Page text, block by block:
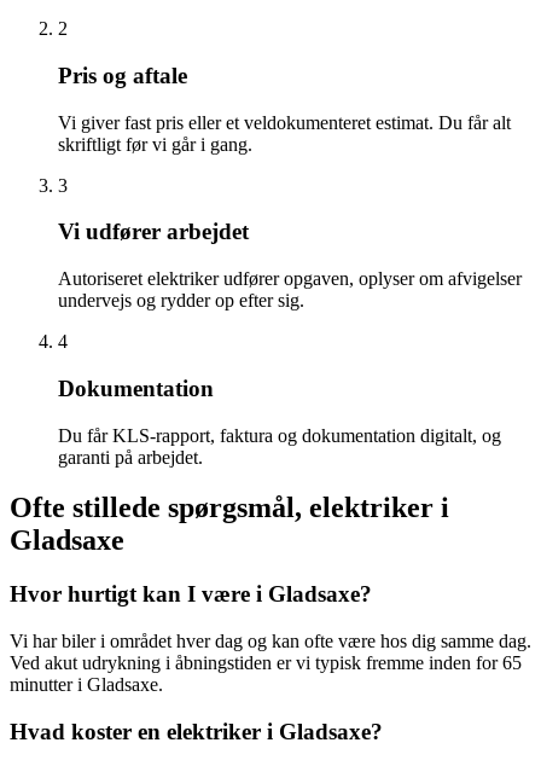
2
Pris og aftale
Vi giver fast pris eller et veldokumenteret estimat. Du får alt
skriftligt før vi går i gang.
3
Vi udfører arbejdet
Autoriseret elektriker udfører opgaven, oplyser om afvigelser
undervejs og rydder op efter sig.
4
Dokumentation
Du får KLS-rapport, faktura og dokumentation digitalt, og
garanti på arbejdet.
Ofte stillede spørgsmål, elektriker i
Gladsaxe
Hvor hurtigt kan I være i Gladsaxe?
Vi har biler i området hver dag og kan ofte være hos dig samme dag.
Ved akut udrykning i åbningstiden er vi typisk fremme inden for 65
minutter i Gladsaxe.
Hvad koster en elektriker i Gladsaxe?